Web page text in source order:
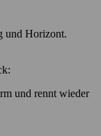
und Horizont.
und rennt wieder